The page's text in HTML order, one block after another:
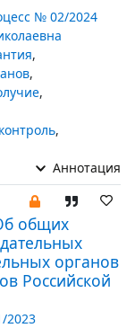
№ 02/2024
,
,
,
контроль,
Аннотация
общих
органов
Российской
2023